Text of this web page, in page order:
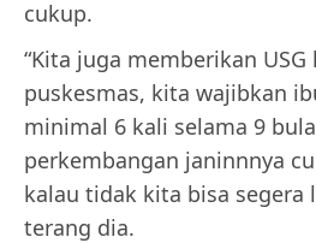
cukup.
“Kita juga memberikan USG
puskesmas, kita wajibkan
minimal 6 kali selama 9
perkembangan janinnnya
kalau tidak kita bisa segera
terang dia.